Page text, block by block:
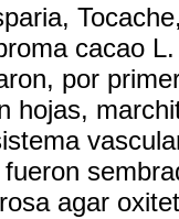
cacao
por
hojas,
agar